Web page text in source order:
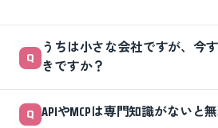
うちは小さな会社ですが、今
きですか？
え、FAQを充実させることから始めましょ
APIやMCPは専門知識がないと